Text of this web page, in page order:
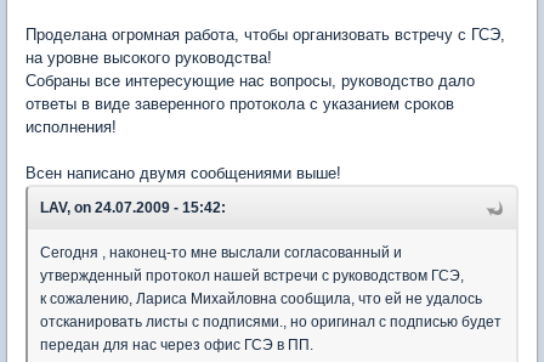
Проделана огромная работа, чтобы организовать встречу с ГСЭ,
на уровне высокого руководства!
Собраны все интересующие нас вопросы, руководство дало
ответы в виде заверенного протокола с указанием сроков
исполнения!
Всен написано двумя сообщениями выше!
LAV, on 24.07.2009 - 15:42:
Сегодня , наконец-то мне выслали согласованный и
утвержденный протокол нашей встречи с руководством ГСЭ,
к сожалению, Лариса Михайловна сообщила, что ей не удалось
отсканировать листы с подписями., но оригинал с подписью будет
передан для нас через офис ГСЭ в ПП.